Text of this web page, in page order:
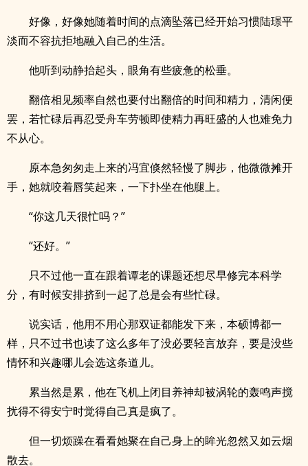
好像，好像她随着时间的点滴坠落已经开始习惯陆璟平
淡而不容抗拒地融入自己的生活。
他听到动静抬起头，眼角有些疲惫的松垂。
翻倍相见频率自然也要付出翻倍的时间和精力，清闲便
罢，若忙碌后再忍受舟车劳顿即使精力再旺盛的人也难免力
不从心。
原本急匆匆走上来的冯宜倏然轻慢了脚步，他微微摊开
手，她就咬着唇笑起来，一下扑坐在他腿上。
“你这几天很忙吗？”
“还好。”
只不过他一直在跟着谭老的课题还想尽早修完本科学
分，有时候安排挤到一起了总是会有些忙碌。
说实话，他用不用心那双证都能发下来，本硕博都一
样，只不过书也读了这么多年了没必要轻言放弃，要是没些
情怀和兴趣哪儿会选这条道儿。
累当然是累，他在飞机上闭目养神却被涡轮的轰鸣声搅
扰得不得安宁时觉得自己真是疯了。
但一切烦躁在看看她聚在自己身上的眸光忽然又如云烟
散去。